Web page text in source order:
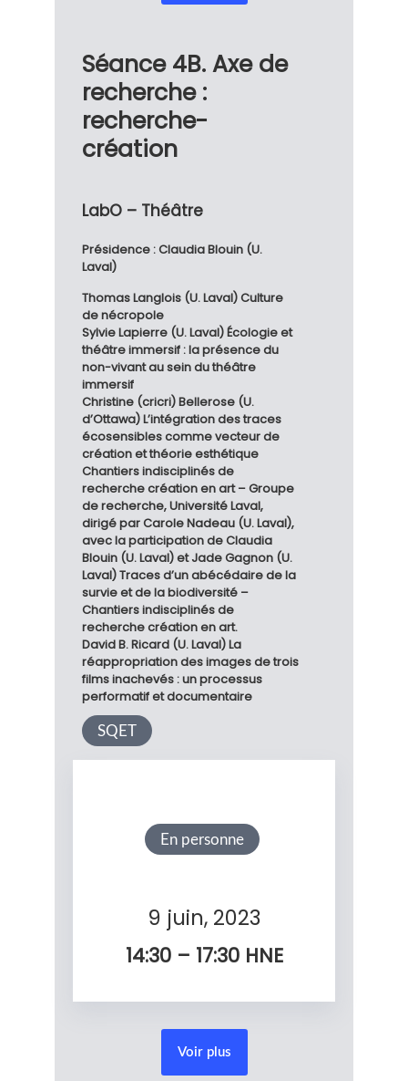
En personne
9 juin, 2023
14:30 – 17:30 HNE
Séance 4B. Axe de
recherche :
recherche-
création
LabO – Théâtre
Présidence : Claudia Blouin (U.
Laval)
Thomas Langlois (U. Laval) Culture
de nécropole
Sylvie Lapierre (U. Laval) Écologie et
théâtre immersif : la présence du
non-vivant au sein du théâtre
immersif
Christine (cricri) Bellerose (U.
d’Ottawa) L’intégration des traces
écosensibles comme vecteur de
création et théorie esthétique
Chantiers indisciplinés de
recherche création en art – Groupe
de recherche, Université Laval,
dirigé par Carole Nadeau (U. Laval),
avec la participation de Claudia
Blouin (U. Laval) et Jade Gagnon (U.
Laval) Traces d’un abécédaire de la
survie et de la biodiversité –
Chantiers indisciplinés de
recherche création en art.
David B. Ricard (U. Laval) La
réappropriation des images de trois
films inachevés : un processus
performatif et documentaire
SQET
Voir plus